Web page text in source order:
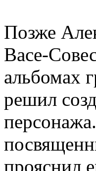
Позже
Васе-
альбомах
решил
прояснил